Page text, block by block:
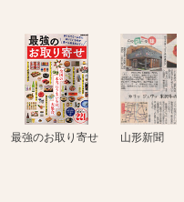
最強のお取り寄せ 山形新聞